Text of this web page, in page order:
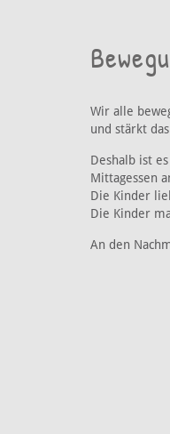
Wir alle
und stärkt
Deshalb ist
Mittagessen
Die Kinder
Die Kinder
An den